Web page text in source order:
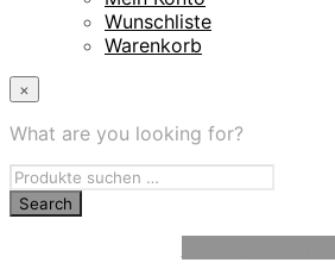
Wunschliste
Warenkorb
×
What are you looking for?